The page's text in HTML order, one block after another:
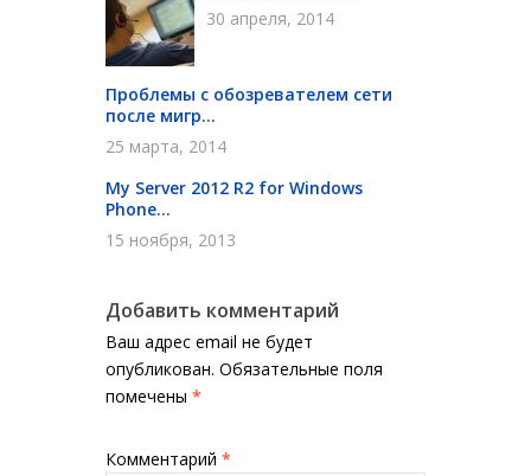
30 апреля, 2014
Проблемы с обозревателем сети
после мигр...
25 марта, 2014
My Server 2012 R2 for Windows
Phone...
15 ноября, 2013
Добавить комментарий
Ваш адрес email не будет
опубликован. Обязательные поля
помечены *
Комментарий *